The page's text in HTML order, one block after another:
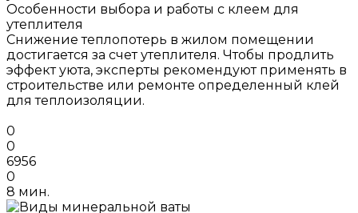
Особенности выбора и работы с клеем для
утеплителя
Снижение теплопотерь в жилом помещении
достигается за счет утеплителя. Чтобы продлить
эффект уюта, эксперты рекомендуют применять в
строительстве или ремонте определенный клей
для теплоизоляции.
0
0
6956
0
8 мин.